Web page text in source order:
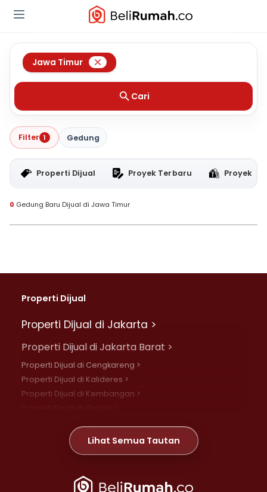
Jawa Timur
Cari
Filter 1 Gedung
Properti Dijual Proyek Terbaru Proyek
0 Gedung Baru Dijual di Jawa Timur
Properti Dijual
Properti Dijual di Jakarta >
Properti Dijual di Jakarta Barat >
Properti Dijual di Cengkareng >
Properti Dijual di Kalideres >
Properti Dijual di Kembangan >
Properti Dijual di Meruya >
Properti Dijual di Jelambar >
Properti Dijual di Jakarta Pusat >
Lihat Semua Tautan